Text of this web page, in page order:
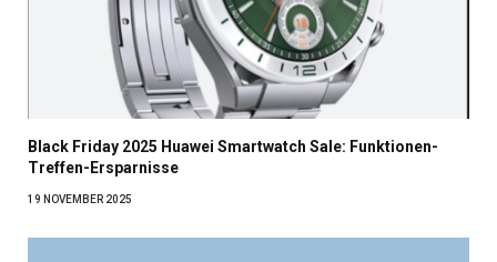
Black Friday 2025 Huawei Smartwatch Sale: Funktionen-
Treffen-Ersparnisse
19 NOVEMBER 2025